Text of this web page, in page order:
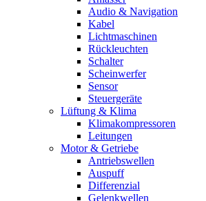
Audio & Navigation
Kabel
Lichtmaschinen
Rückleuchten
Schalter
Scheinwerfer
Sensor
Steuergeräte
Lüftung & Klima
Klimakompressoren
Leitungen
Motor & Getriebe
Antriebswellen
Auspuff
Differenzial
Gelenkwellen